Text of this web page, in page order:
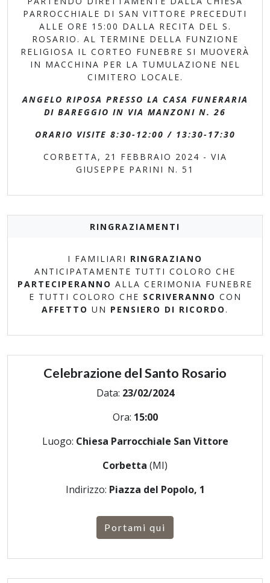
PARROCCHIALE DI SAN VITTORE PRECEDUTI
ALLE ORE 15:00 DALLA RECITA DEL S.
ROSARIO. AL TERMINE DELLA FUNZIONE
RELIGIOSA IL CORTEO FUNEBRE SI MUOVERÀ
IN MACCHINA PER LA TUMULAZIONE NEL
CIMITERO LOCALE.
ANGELO RIPOSA PRESSO LA CASA FUNERARIA
DI BAREGGIO IN VIA MANZONI N. 26
ORARIO VISITE 8:30-12:00 / 13:30-17:30
CORBETTA, 21 FEBBRAIO 2024 - VIA
GIUSEPPE PARINI N. 51
RINGRAZIAMENTI
I FAMILIARI RINGRAZIANO
ANTICIPATAMENTE TUTTI COLORO CHE
PARTECIPERANNO ALLA CERIMONIA FUNEBRE
E TUTTI COLORO CHE SCRIVERANNO CON
AFFETTO UN PENSIERO DI RICORDO .
Celebrazione del Santo Rosario
Data: 23/02/2024
Ora: 15:00
Luogo: Chiesa Parrocchiale San Vittore
Corbetta (MI)
Indirizzo: Piazza del Popolo, 1
Portami qui